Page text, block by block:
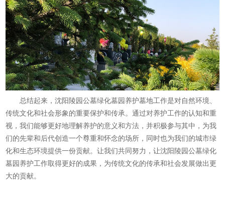
总结起来，沈阳陵园公墓绿化墓园养护墓地工作是对自然环境、
传统文化和社会形象的重要保护和传承。通过对养护工作的认知和重
视，我们能够更好地理解养护的意义和方法，并积极参与其中，为我
们的先辈和后代创造一个尊重和怀念的场所，同时也为我们的城市绿
化和生态环境提供一份贡献。让我们共同努力，让沈阳陵园公墓绿化
墓园养护工作取得更好的成果，为传统文化的传承和社会发展做出更
大的贡献。